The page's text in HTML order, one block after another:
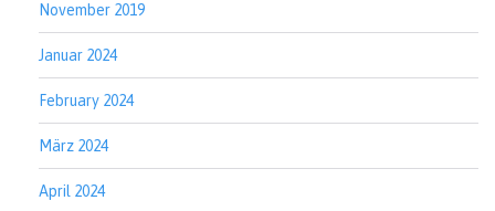
November 2019
Januar 2024
February 2024
März 2024
April 2024